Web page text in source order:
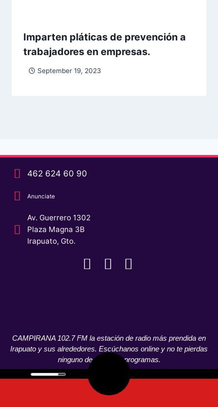
Imparten pláticas de prevención a
trabajadores en empresas.
September 19, 2023
462 624 60 90
Anunciate
Av. Guerrero 1302
Plaza Magna 3B
Irapuato, Gto.
CAMPIRANA 102.7 FM la estación de radio más prendida en
Irapuato y sus alrededores. Escúchanos online y no te pierdas
ninguno de nuestros programas.